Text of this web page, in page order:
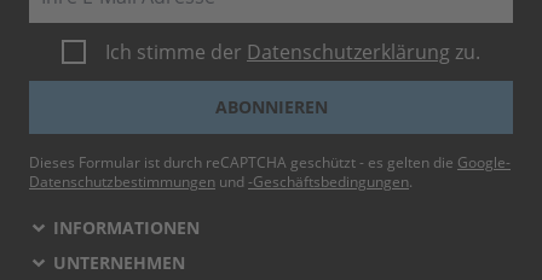
Ich stimme der Datenschutzerklärung zu.
ABONNIEREN
Dieses Formular ist durch reCAPTCHA geschützt - es gelten die Google-
Datenschutzbestimmungen und -Geschäftsbedingungen.
INFORMATIONEN
UNTERNEHMEN